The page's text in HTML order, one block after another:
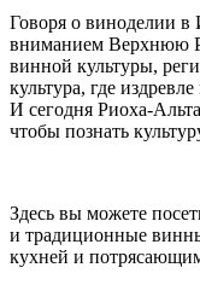
Говоря о виноделии
вниманием Верхнюю
винной культуры,
культура, где
И сегодня Риоха-
чтобы познать
Здесь вы можете
и традиционные
кухней и